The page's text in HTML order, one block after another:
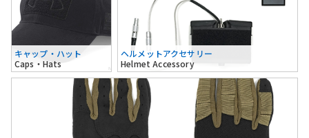
キャップ・ハット
Caps・Hats
ヘルメットアクセサリー
Helmet Accessory